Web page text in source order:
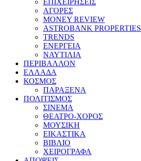
ΕΠΙΧΕΙΡΗΣΕΙΣ
ΑΓΟΡΕΣ
MONEY REVIEW
ASTROBANK PROPERTIES
TRENDS
ΕΝΕΡΓΕΙΑ
ΝΑΥΤΙΛΙΑ
ΠΕΡΙΒΑΛΛΟΝ
ΕΛΛΑΔΑ
ΚΟΣΜΟΣ
ΠΑΡΑΞΕΝΑ
ΠΟΛΙΤΙΣΜΟΣ
ΣΙΝΕΜΑ
ΘΕΑΤΡΟ-ΧΟΡΟΣ
ΜΟΥΣΙΚΗ
ΕΙΚΑΣΤΙΚΑ
ΒΙΒΛΙΟ
ΧΕΙΡΟΓΡΑΦΑ